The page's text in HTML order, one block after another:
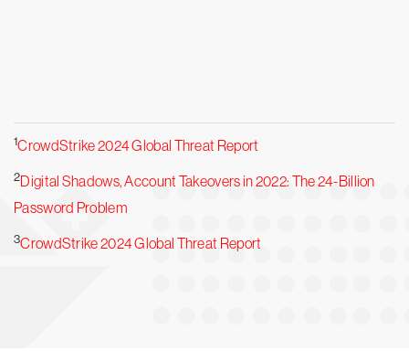
1CrowdStrike 2024 Global Threat Report
2Digital Shadows, Account Takeovers in 2022: The 24-Billion
Password Problem
3CrowdStrike 2024 Global Threat Report